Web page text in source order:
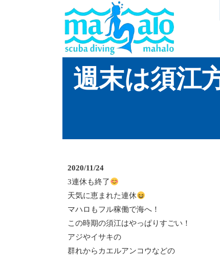
週末は須江
2020/11/24
3連休も終了
天気に恵まれた連休
マハロもフル稼働で海へ！
この時期の須江はやっぱりすごい！
アジやイサキの
群れからカエルアンコウなどの